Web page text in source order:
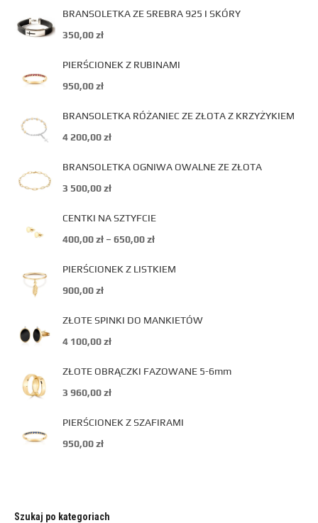
BRANSOLETKA ZE SREBRA 925 I SKÓRY
350,00zł
PIERŚCIONEK Z RUBINAMI
950,00zł
BRANSOLETKA RÓŻANIEC ZE ZŁOTA Z KRZYŻYKIEM
4 200,00zł
BRANSOLETKA OGNIWA OWALNE ZE ZŁOTA
3 500,00zł
CENTKI NA SZTYFCIE
400,00zł – 650,00zł
PIERŚCIONEK Z LISTKIEM
900,00zł
ZŁOTE SPINKI DO MANKIETÓW
4 100,00zł
ZŁOTE OBRĄCZKI FAZOWANE 5-6mm
3 960,00zł
PIERŚCIONEK Z SZAFIRAMI
950,00zł
Szukaj po kategoriach